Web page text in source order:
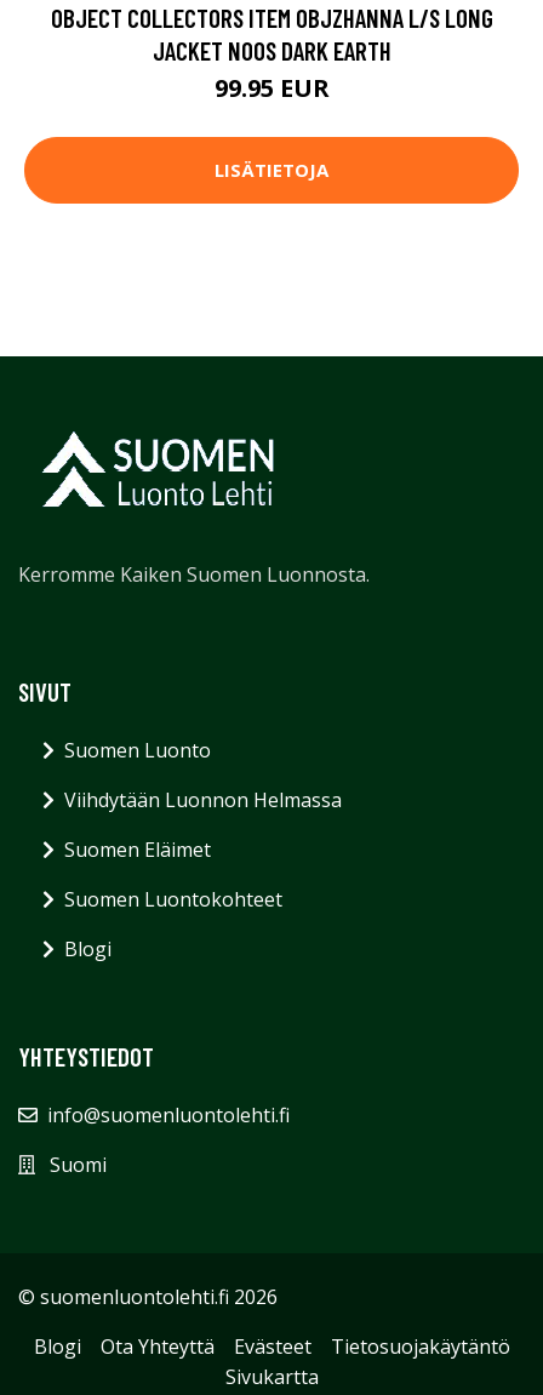
OBJECT COLLECTORS ITEM OBJZHANNA L/S LONG
JACKET NOOS DARK EARTH
99.95 EUR
LISÄTIETOJA
Kerromme Kaiken Suomen Luonnosta.
SIVUT
Suomen Luonto
Viihdytään Luonnon Helmassa
Suomen Eläimet
Suomen Luontokohteet
Blogi
YHTEYSTIEDOT
info@suomenluontolehti.fi
Suomi
© suomenluontolehti.fi 2026
Blogi
Ota Yhteyttä Evästeet
Tietosuojakäytäntö
Sivukartta